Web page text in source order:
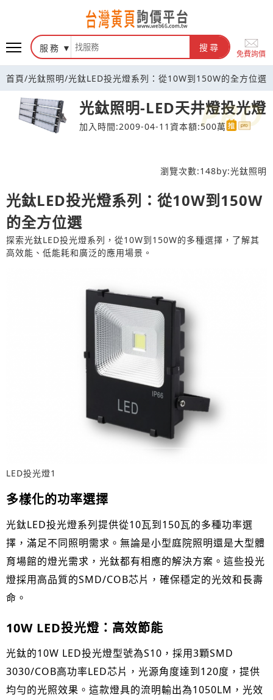
台灣黃頁詢價平台
服務 搜尋
免費詢價
首頁/光鈦照明/光鈦LED投光燈系列：從10W到150W的全方位選
光鈦照明-LED天井燈投光燈
加入時間:2009-04-11 資本額:500萬
瀏覽次數:148by:光鈦照明
光鈦LED投光燈系列：從10W到150W
的全方位選
探索光鈦LED投光燈系列，從10W到150W的多種選擇，了解其
高效能、低能耗和廣泛的應用場景。
LED投光燈1
多樣化的功率選擇
光鈦LED投光燈系列提供從10瓦到150瓦的多種功率選
擇，滿足不同照明需求。無論是小型庭院照明還是大型體
育場館的燈光需求，光鈦都有相應的解決方案。這些投光
燈採用高品質的SMD/COB芯片，確保穩定的光效和長壽
命。
10W LED投光燈：高效節能
光鈦的10W LED投光燈型號為S10，採用3顆SMD
3030/COB高功率LED芯片，光源角度達到120度，提供
均勻的光照效果。這款燈具的流明輸出為1050LM，光效